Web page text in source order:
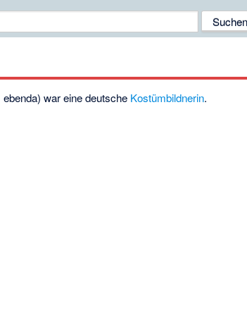
ebenda) war eine deutsche Kostümbildnerin.